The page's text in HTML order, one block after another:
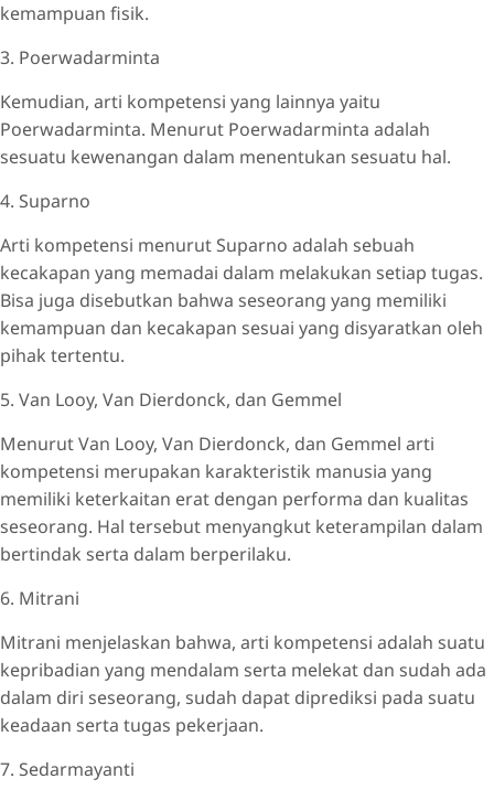
kemampuan fisik.
3. Poerwadarminta
Kemudian, arti kompetensi yang lainnya yaitu
Poerwadarminta. Menurut Poerwadarminta adalah
sesuatu kewenangan dalam menentukan sesuatu hal.
4. Suparno
Arti kompetensi menurut Suparno adalah sebuah
kecakapan yang memadai dalam melakukan setiap tugas.
Bisa juga disebutkan bahwa seseorang yang memiliki
kemampuan dan kecakapan sesuai yang disyaratkan oleh
pihak tertentu.
5. Van Looy, Van Dierdonck, dan Gemmel
Menurut Van Looy, Van Dierdonck, dan Gemmel arti
kompetensi merupakan karakteristik manusia yang
memiliki keterkaitan erat dengan performa dan kualitas
seseorang. Hal tersebut menyangkut keterampilan dalam
bertindak serta dalam berperilaku.
6. Mitrani
Mitrani menjelaskan bahwa, arti kompetensi adalah suatu
kepribadian yang mendalam serta melekat dan sudah ada
dalam diri seseorang, sudah dapat diprediksi pada suatu
keadaan serta tugas pekerjaan.
7. Sedarmayanti